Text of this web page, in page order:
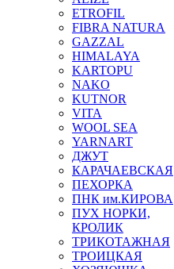
ETROFIL
FIBRA NATURA
GAZZAL
HIMALAYA
KARTOPU
NAKO
KUTNOR
VITA
WOOL SEA
YARNART
ДЖУТ
КАРАЧАЕВСКАЯ
ПЕХОРКА
ПНК им.КИРОВА
ПУХ НОРКИ,
КРОЛИК
ТРИКОТАЖНАЯ
ТРОИЦКАЯ